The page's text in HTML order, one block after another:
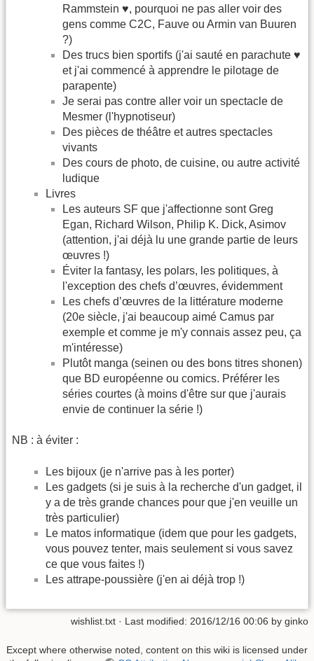
Rammstein ♥, pourquoi ne pas aller voir des
gens comme C2C, Fauve ou Armin van Buuren
?)
Des trucs bien sportifs (j'ai sauté en parachute ♥
et j'ai commencé à apprendre le pilotage de
parapente)
Je serai pas contre aller voir un spectacle de
Mesmer (l'hypnotiseur)
Des pièces de théâtre et autres spectacles
vivants
Des cours de photo, de cuisine, ou autre activité
ludique
Livres
Les auteurs SF que j'affectionne sont Greg
Egan, Richard Wilson, Philip K. Dick, Asimov
(attention, j'ai déjà lu une grande partie de leurs
œuvres !)
Éviter la fantasy, les polars, les politiques, à
l'exception des chefs d’œuvres, évidemment
Les chefs d’œuvres de la littérature moderne
(20e siècle, j'ai beaucoup aimé Camus par
exemple et comme je m'y connais assez peu, ça
m'intéresse)
Plutôt manga (seinen ou des bons titres shonen)
que BD européenne ou comics. Préférer les
séries courtes (à moins d'être sur que j'aurais
envie de continuer la série !)
NB : à éviter :
Les bijoux (je n'arrive pas à les porter)
Les gadgets (si je suis à la recherche d'un gadget, il
y a de très grande chances pour que j'en veuille un
très particulier)
Le matos informatique (idem que pour les gadgets,
vous pouvez tenter, mais seulement si vous savez
ce que vous faites !)
Les attrape-poussière (j'en ai déjà trop !)
wishlist.txt · Last modified: 2016/12/16 00:06 by ginko
Except where otherwise noted, content on this wiki is licensed under